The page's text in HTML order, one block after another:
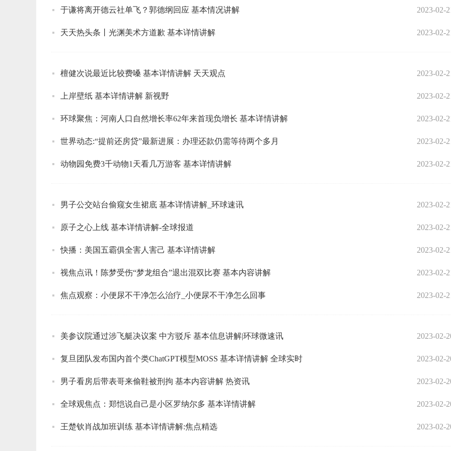
于谦将离开德云社单飞？郭德纲回应 基本情况讲解 2023-02-
天天热头条丨光渊美术方道歉 基本详情讲解 2023-02-
檀健次说最近比较费嗓 基本详情讲解 天天观点 2023-02-
上岸壁纸 基本详情讲解 新视野 2023-02-
环球聚焦：河南人口自然增长率62年来首现负增长 基本详情讲解 2023-02-
世界动态:“提前还房贷”最新进展：办理还款仍需等待两个多月 2023-02-
动物园免费3千动物1天看几万游客 基本详情讲解 2023-02-
男子公交站台偷窥女生裙底 基本详情讲解_环球速讯 2023-02-
原子之心上线 基本详情讲解-全球报道 2023-02-
快播：美国五霸俱全害人害己 基本详情讲解 2023-02-
视焦点讯！陈梦受伤“梦龙组合”退出混双比赛 基本内容讲解 2023-02-
焦点观察：小便尿不干净怎么治疗_小便尿不干净怎么回事 2023-02-
美参议院通过涉飞艇决议案 中方驳斥 基本信息讲解|环球微速讯 2023-02-
复旦团队发布国内首个类ChatGPT模型MOSS 基本详情讲解 全球实时 2023-02-
男子看房后带表哥来偷鞋被刑拘 基本内容讲解 热资讯 2023-02-
全球观焦点：郑恺说自己是小区罗纳尔多 基本详情讲解 2023-02-
王楚钦肖战加班训练 基本详情讲解:焦点精选 2023-02-